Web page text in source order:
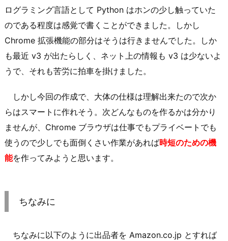
ログラミング言語として Python はホンの少し触っていた
のである程度は感覚で書くことができました。しかし
Chrome 拡張機能の部分はそうは行きませんでした。しか
も最近 v3 が出たらしく、ネット上の情報も v3 は少ないよ
うで、それも苦労に拍車を掛けました。
しかし今回の作成で、大体の仕様は理解出来たので次か
らはスマートに作れそう。次どんなものを作るかは分かり
ませんが、Chrome ブラウザは仕事でもプライベートでも
使うので少しでも面倒くさい作業があれば時短のための機
能を作ってみようと思います。
ちなみに
ちなみに以下のように出品者を Amazon.co.jp とすれば